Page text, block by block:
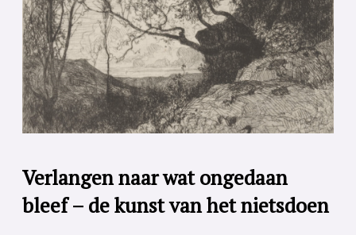
Verlangen naar wat ongedaan
bleef – de kunst van het nietsdoen